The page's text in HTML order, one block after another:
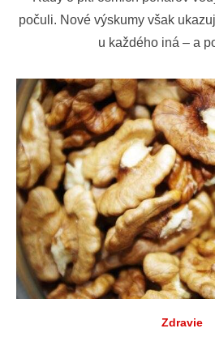
počuli. Nové výskumy však
u každého iná – a
Zdravie